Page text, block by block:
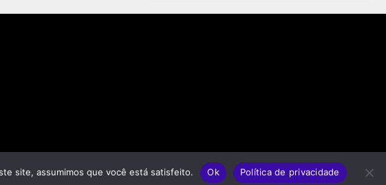
site, assumimos que você está satisfeito. Ok Política de privacidade